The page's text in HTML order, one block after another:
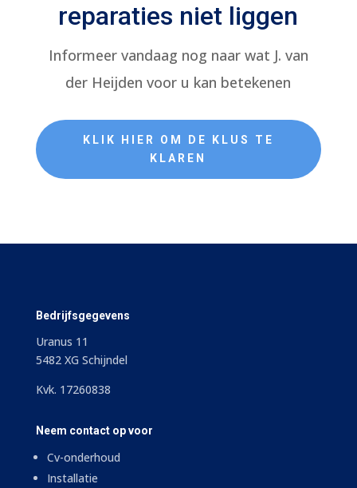
reparaties niet liggen
Informeer vandaag nog naar wat J. van
der Heijden voor u kan betekenen
KLIK HIER OM DE KLUS TE
KLAREN
Bedrijfsgegevens
Uranus 11
5482 XG Schijndel
Kvk. 17260838
Neem contact op voor
Cv-onderhoud
Installatie